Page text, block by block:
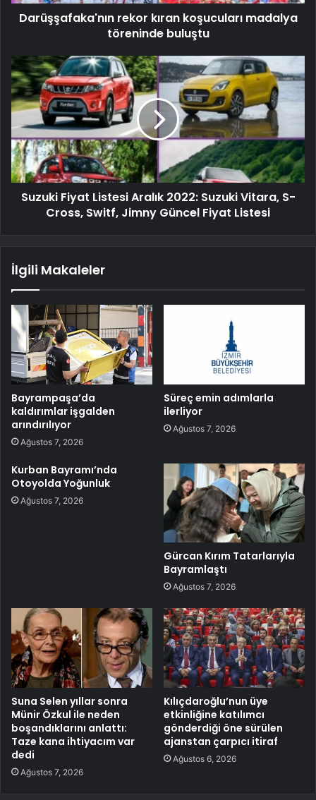
Darüşşafaka'nın rekor kıran koşucuları madalya
töreninde buluştu
Suzuki Fiyat Listesi Aralık 2022: Suzuki Vitara, S-
Cross, Switf, Jimny Güncel Fiyat Listesi
İlgili Makaleler
Bayrampaşa’da
kaldırımlar işgalden
arındırılıyor
Ağustos 7, 2026
Süreç emin adımlarla
ilerliyor
Ağustos 7, 2026
Kurban Bayramı’nda
Otoyolda Yoğunluk
Ağustos 7, 2026
Gürcan Kırım Tatarlarıyla
Bayramlaştı
Ağustos 7, 2026
Suna Selen yıllar sonra
Münir Özkul ile neden
boşandıklarını anlattı:
Taze kana ihtiyacım var
dedi
Ağustos 7, 2026
Kılıçdaroğlu’nun üye
etkinliğine katılımcı
gönderdiği öne sürülen
ajanstan çarpıcı itiraf
Ağustos 6, 2026